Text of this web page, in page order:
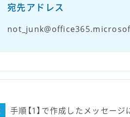
宛先アドレス
手順【1】で作成したメッセー